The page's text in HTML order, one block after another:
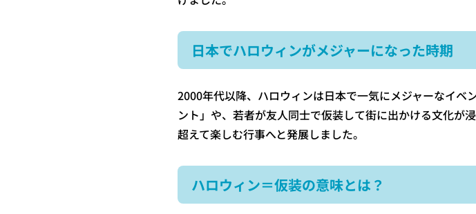
日本でハロウィンがメジャーになった時期
2000年代以降、ハロウィンは日本で一気にメジャーなイ
ント」や、若者が友人同士で仮装して街に出かける文化が
超えて楽しむ行事へと発展しました。
ハロウィン＝仮装の意味とは？